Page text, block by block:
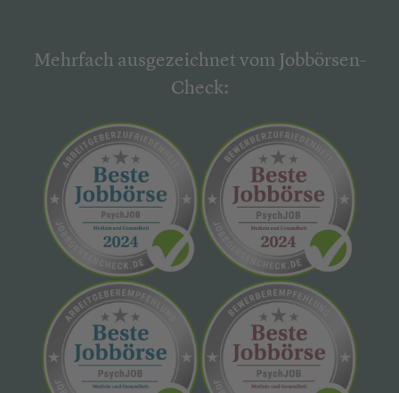
Mehrfach ausgezeichnet vom Jobbörsen-
Check: